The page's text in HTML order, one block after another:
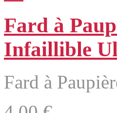
Fard à
Infaillible
Fard à